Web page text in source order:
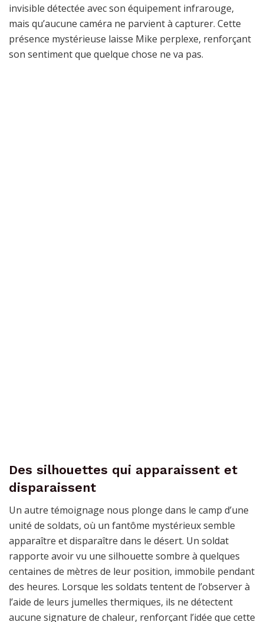
invisible détectée avec son équipement infrarouge,
mais qu’aucune caméra ne parvient à capturer. Cette
présence mystérieuse laisse Mike perplexe, renforçant
son sentiment que quelque chose ne va pas.
Des silhouettes qui apparaissent et
disparaissent
Un autre témoignage nous plonge dans le camp d’une
unité de soldats, où un fantôme mystérieux semble
apparaître et disparaître dans le désert. Un soldat
rapporte avoir vu une silhouette sombre à quelques
centaines de mètres de leur position, immobile pendant
des heures. Lorsque les soldats tentent de l’observer à
l’aide de leurs jumelles thermiques, ils ne détectent
aucune signature de chaleur, renforçant l’idée que cette